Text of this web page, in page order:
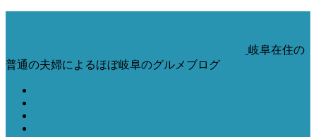
岐阜在住の
普通の夫婦によるほぼ岐阜のグルメブログ